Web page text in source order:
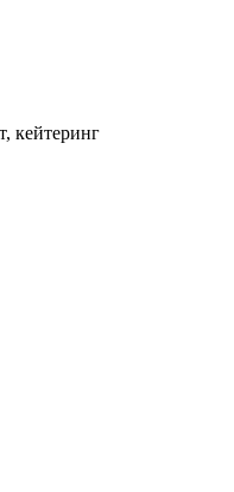
кейтеринг